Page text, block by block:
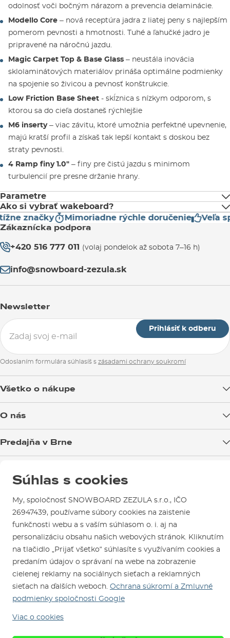
odolnosť voči bočným nárazom a prevencia delaminácie.
Modello Core – nová receptúra jadra z liatej peny s najlepším
pomerom pevnosti a hmotnosti. Tuhé a ľahučké jadro je
pripravené na náročnú jazdu.
Magic Carpet Top & Base Glass – neustála inovácia
sklolaminátových materiálov prináša optimálne podmienky
na spojenie so živicou a pevnosť konštrukcie.
Low Friction Base Sheet - skĺznica s nízkym odporom, s
ktorou sa do cieľa dostaneš rýchlejšie
M6 inserty– viac závitu, ktoré umožnia perfektné upevnenie,
majú kratší profil a získaš tak lepší kontakt s doskou bez
straty pevnosti.
4 Ramp finy 1.0" – finy pre čistú jazdu s minimom
turbulencií pre presne držanie hrany.
Parametre
Tvrdosť Hmotnosť jazdca (kg)
134 5 -75
138 5
95–
Ako si vybrať wakeboard?
športe úplnýmnováčikom, je niekoľko vecí, ktoré je dobré pri
môžeš vyberať wakeboardy popredných značiek
Ronix.
Prehnutie dosky
Najdôležitejšími kritériami pri výbere sú rozmery, preferovaný
štýl jazdy a prehnutie wakeboardu. Ak si začiatočník,
poobzeraj sa po doske s výraznejšími kanálikmi v skĺznici, ktoré
sa lepšie ovládajú a odpúšťajú chyby. Drahšie wakeboardy,
väčšinou pro modely, ponúkajú špecifické jazdné vlastnosti,
ktoré využijú a ocenia skúsení jazdci.
značky Mimoriadne rýchle doručenie Veľa
Zákaznícka podpora
+420 516 777 011 (volaj pondelok až sobota 7–16 h)
info@snowboard-zezula.sk
Newsletter
Prihlásiť k odberu
Odoslaním formulára súhlasíš s zásadami ochrany soukromí
Všetko o nákupe
Výmena a vrátenie tovaru
Reklamácie
Návody na použitie a údržbu
O nás
Ako si vybrať vybavenie
Predajňa v Brne
Mapa a ako k nám
Požičovňa
Servis a opravy
Sme overený e-shop.
CertifikátOverené zákazníkmi.
Slovensky
Súhlas s cookies
My, spoločnosť SNOWBOARD ZEZULA s.r.o., IČO
26947439, používame súbory cookies na zaistenie
funkčnosti webu a s vaším súhlasom o. i. aj na
personalizáciu obsahu našich webových stránok. Kliknutím
na tlačidlo „Prijať všetko“ súhlasíte s využívaním cookies a
predaním údajov o správaní na webe na zobrazenie
cielenej reklamy na sociálnych sieťach a reklamných
sieťach na ďalších weboch. Ochrana súkromí a Zmluvné
podmienky spoločnosti Google
Viac o cookies